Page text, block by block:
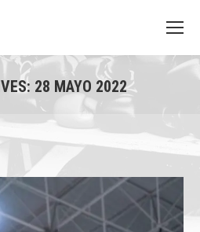
28 MAYO 2022
You are here: